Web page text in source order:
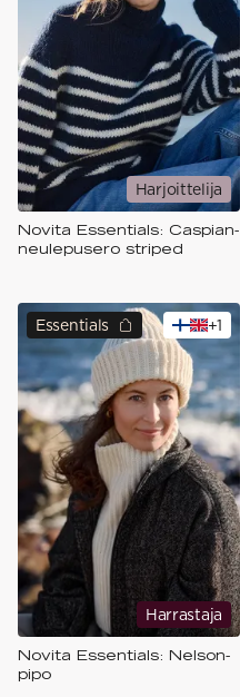
Harjoittelija
Novita Essentials: Caspian-
neulepusero​ striped
+1
Harrastaja
Essentials
Novita Essentials: Nelson-
pipo